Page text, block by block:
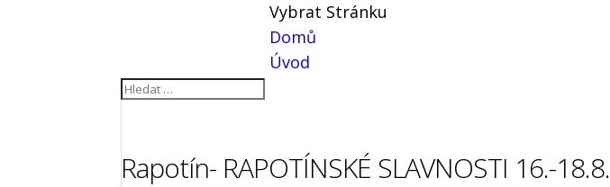
Vybrat Stránku
Domů
Úvod
Rapotín- RAPOTÍNSKÉ SLAVNOSTI 16.-18.8.